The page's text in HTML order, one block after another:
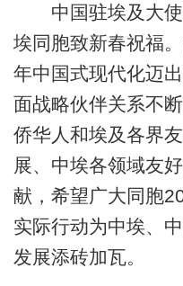
中国驻埃及大使
埃同胞致新春祝福
年中国式现代化迈
面战略伙伴关系不
侨华人和埃及各界
展、中埃各领域友
献，希望广大同胞
实际行动为中埃、
发展添砖加瓦。